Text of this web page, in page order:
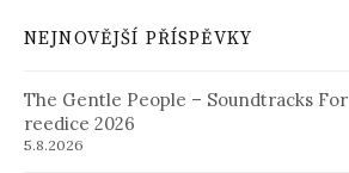
NEJNOVĚJŠÍ PŘÍSPĚVKY
The Gentle People – Soundtracks
reedice 2026
5.8.2026